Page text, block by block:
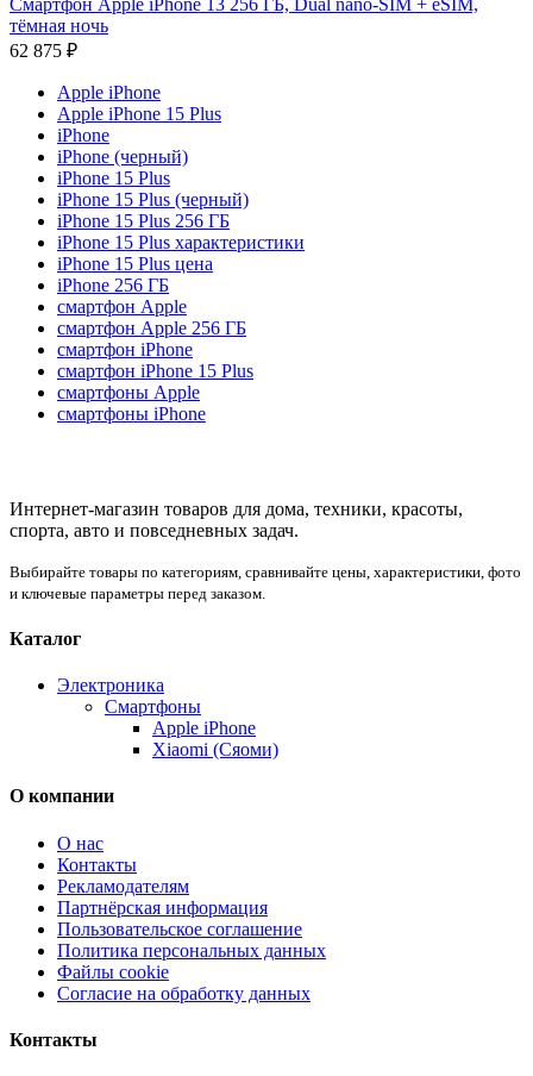
тёмная ночь
62 875 ₽
Apple iPhone
Apple iPhone 15 Plus
iPhone
iPhone (черный)
iPhone 15 Plus
iPhone 15 Plus (черный)
iPhone 15 Plus 256 ГБ
iPhone 15 Plus характеристики
iPhone 15 Plus цена
iPhone 256 ГБ
смартфон Apple
смартфон Apple 256 ГБ
смартфон iPhone
смартфон iPhone 15 Plus
смартфоны Apple
смартфоны iPhone
Интернет-магазин товаров для дома, техники, красоты,
спорта, авто и повседневных задач.
Выбирайте товары по категориям, сравнивайте цены, характеристики, фото
и ключевые параметры перед заказом.
Каталог
Электроника
Смартфоны
Apple iPhone
Xiaomi (Сяоми)
О компании
О нас
Контакты
Рекламодателям
Партнёрская информация
Пользовательское соглашение
Политика персональных данных
Файлы cookie
Согласие на обработку данных
Контакты